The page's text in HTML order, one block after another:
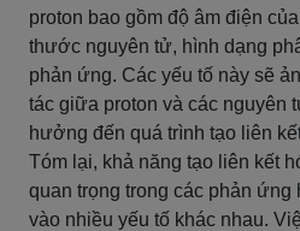
proton bao gồm độ âm điện
thước nguyên tử, hình dạng
phản ứng. Các yếu tố này sẽ
tác giữa proton và các nguyên
hưởng đến quá trình tạo liên
Tóm lại, khả năng tạo liên kết
quan trọng trong các phản ứng
vào nhiều yếu tố khác nhau.